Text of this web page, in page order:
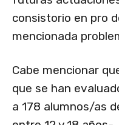
consistorio en pro
mencionada
Cabe mencionar
que se han
a 178 alumnos/as